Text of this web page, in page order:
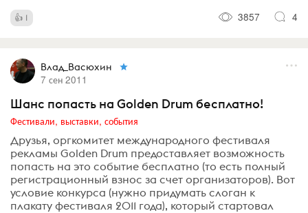
1 3857 4
Влад_Васюхин
7 сен 2011
Шанс попасть на Golden Drum бесплатно!
Фестивали, выставки, события
Друзья, оргкомитет международного фестиваля
рекламы Golden Drum предоставляет возможность
попасть на это событие бесплатно (то есть полный
регистрационный взнос за счет организаторов). Вот
условие конкурса (нужно придумать слоган к
плакату фестиваля 2011 года), который стартовал